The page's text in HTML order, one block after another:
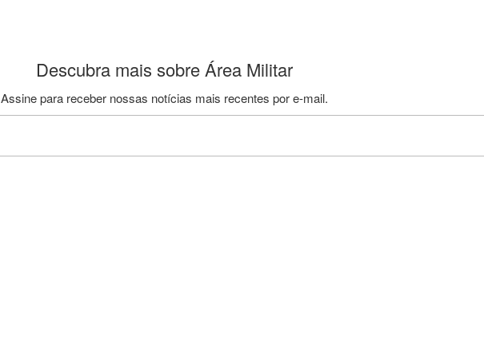
Descubra mais sobre Área Militar
Assine para receber nossas notícias mais recentes por e-mail.